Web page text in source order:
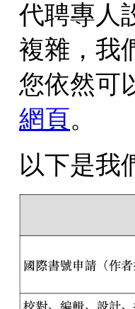
代聘專人
複雜，我
您依然可
網頁。
以下是我